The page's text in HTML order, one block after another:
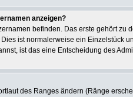
anzeigen?
befinden. Das erste gehört
ist normalerweise ein Einzelstück
ist das eine Entscheidung des
des Ranges ändern (Ränge